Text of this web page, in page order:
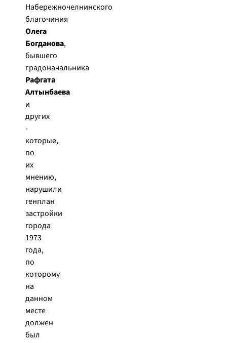
Набережночелнинского
благочиния
Олега
Богданова,
бывшего
градоначальника
Рафгата
Алтынбаева
и
других
-
которые,
по
их
мнению,
нарушили
генплан
застройки
города
1973
года,
по
которому
на
данном
месте
должен
был